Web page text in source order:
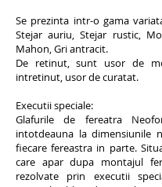
Se prezinta intr-o gama
Stejar auriu, Stejar rustic,
Mahon, Gri antracit.
De retinut, sunt usor de
intretinut, usor de curatat.
Executii speciale:
Glafurile de fereatra
intotdeauna la dimensiunile
fiecare fereastra in parte.
care apar dupa montajul
rezolvate prin executii